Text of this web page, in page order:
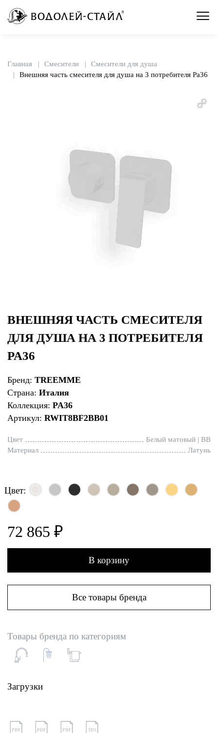
Главная Смесители
Смесители для душа
Внешняя часть смесителя для душа на 3 потребителя Pa36
ВНЕШНЯЯ ЧАСТЬ СМЕСИТЕЛЯ
ДЛЯ ДУША НА 3 ПОТРЕБИТЕЛЯ
PA36
Бренд: TREEMME
Страна: Италия
Коллекция: PA36
Артикул: RWIT8BF2BB01
Цвет
Белый матовый | BB
Материал
Латунь
Цвет:
72 865 ₽
В корзину
Все товары бренда
Товары бренда по категориям
Загрузки
PDF PDF PDF 3DS